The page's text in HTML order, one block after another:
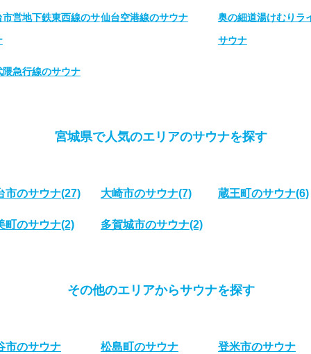
市営地下鉄東西線のサ仙台空港線のサウナ 奥の細道湯けむりラ
サウナ
隈急行線のサウナ
宮城県で人気のエリアのサウナを探す
市のサウナ(27) 大崎市のサウナ(7) 蔵王町のサウナ(6)
町のサウナ(2) 多賀城市のサウナ(2)
その他のエリアからサウナを探す
市のサウナ 松島町のサウナ 登米市のサウナ